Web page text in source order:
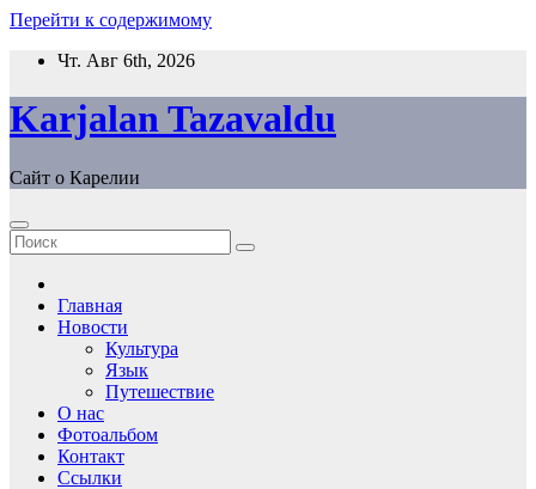
Перейти к содержимому
Чт. Авг 6th, 2026
Karjalan Tazavaldu
Сайт о Карелии
Главная
Новости
Культура
Язык
Путешествие
О нас
Фотоальбом
Контакт
Ссылки